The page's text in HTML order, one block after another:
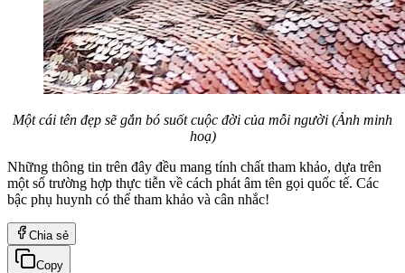
Một cái tên đẹp sẽ gắn bó suốt cuộc đời của mỗi người (Ảnh minh
hoạ)
Những thông tin trên đây đều mang tính chất tham khảo, dựa trên
một số trường hợp thực tiễn về cách phát âm tên gọi quốc tế. Các
bậc phụ huynh có thể tham khảo và cân nhắc!
Chia sẻ
Copy